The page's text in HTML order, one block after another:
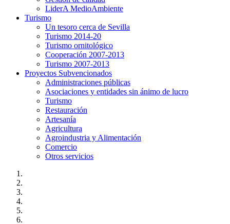
LiderA MedioAmbiente
Turismo
Un tesoro cerca de Sevilla
Turismo 2014-20
Turismo ornitológico
Cooperación 2007-2013
Turismo 2007-2013
Proyectos Subvencionados
Administraciones públicas
Asociaciones y entidades sin ánimo de lucro
Turismo
Restauración
Artesanía
Agricultura
Agroindustria y Alimentación
Comercio
Otros servicios